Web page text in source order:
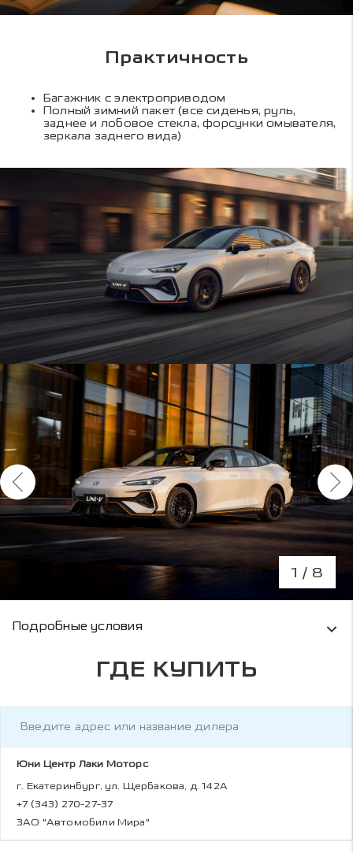
Практичность
Багажник с электроприводом
Полный зимний пакет (все сиденья, руль,
заднее и лобовое стекла, форсунки омывателя,
зеркала заднего вида)
1 / 8
Условия кредитования и информация о
Подробные условия
ГДЕ КУПИТЬ
Юни Центр Лаки Моторс
г. Екатеринбург, ул. Щербакова, д. 142А
+7 (343) 270-27-37
ЗАО "Автомобили Мира"